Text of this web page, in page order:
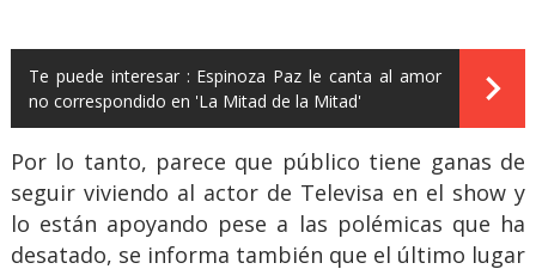
Te puede interesar : Espinoza Paz le canta al amor
no correspondido en 'La Mitad de la Mitad'
Por lo tanto, parece que público tiene ganas de
seguir viviendo al actor de Televisa en el show y
lo están apoyando pese a las polémicas que ha
desatado, se informa también que el último lugar